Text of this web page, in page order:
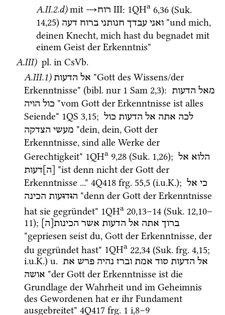
A.II.2.d)mit →רוח ‎ III: 1QHa 6,36 (Suk.
14,25) ואני עבדך חנותני ברוח דעה
"und mich,
deinen Knecht, mich hast du begnadet mit
einem Geist der Erkenntnis"
A.III) pl. in CsVb.
A.III.1)
אל הדעות
"Gott des Wissens/der
Erkenntnisse" (bibl. nur 1 Sam 2,3): מאל הדעות
כול הויה
"vom Gott der Erkenntnisse ist alles
Seiende" 1QS 3,15; לכה אתה אל הדעות כול
מעשי הצדקה
"dein, dein, Gott der
Erkenntnisse, sind alle Werke der
Gerechtigkeit" 1QHa 9,28 (Suk. 1,26); הלוא אל
[ה]דעות
"ist denn nicht der Gott der
Erkenntnisse ..." 4Q418 frg. 55,5 (i.u.K.); כי אל
הודועות הכינה
"denn der Gott der Erkenntnisse
hat sie gegründet" 1QHa 20,13–14 (Suk. 12,10–
11); ברוך אתה אל הדעות אשר הכינות[ה]
"gepriesen seist du, Gott der Erkenntnisse, der
du gegründet hast" 1QHa 22,34 (Suk. frg. 4,15
i.u.K.) u. אל הדעות סוד אמת וברז נהיה פרש את
אושה "der Gott der Erkenntnisse ist die
Grundlage der Wahrheit und im Geheimnis
des Gewordenen hat er ihr Fundament
ausgebreitet" 4Q417 frg. 1 i,8–9